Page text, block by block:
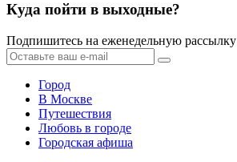
Куда пойти в выходные?
Подпишитесь на еженедельную рассылку
Город
В Москве
Путешествия
Любовь в городе
Городская афиша